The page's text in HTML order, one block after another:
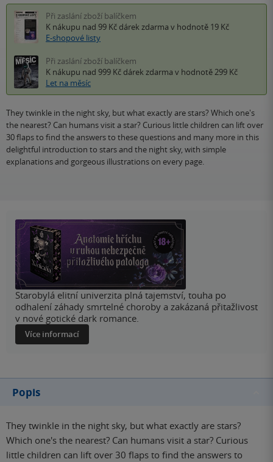
Při zaslání zboží balíčkem
K nákupu nad 99 Kč dárek zdarma v hodnotě 19 Kč
E-shopové listy
Při zaslání zboží balíčkem
K nákupu nad 999 Kč dárek zdarma v hodnotě 299 Kč
Let na měsíc
They twinkle in the night sky, but what exactly are stars? Which one's
the nearest? Can humans visit a star? Curious little children can lift over
30 flaps to find the answers to these questions and many more in this
delightful introduction to stars and the night sky, with simple
explanations and gorgeous illustrations on every page.
Starobylá elitní univerzita plná tajemství, touha po
odhalení záhady smrtelné choroby a zakázaná přitažlivost
v nové gotické dark romance.
Více informací
Popis
They twinkle in the night sky, but what exactly are stars?
Which one's the nearest? Can humans visit a star? Curious
little children can lift over 30 flaps to find the answers to